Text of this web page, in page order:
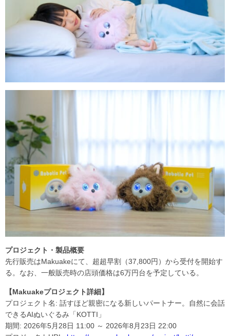
プロジェクト・製品概要
先行販売はMakuakeにて、超超早割（37,800円）から受付を開始す
る。なお、一般販売時の店頭価格は6万円台を予定している。
【Makuakeプロジェクト詳細】
プロジェクト名: 話すほど親密になる新しいパートナー。自然に会話
できるAIぬいぐるみ「KOTTI」
期間: 2026年5月28日 11:00 ～ 2026年8月23日 22:00